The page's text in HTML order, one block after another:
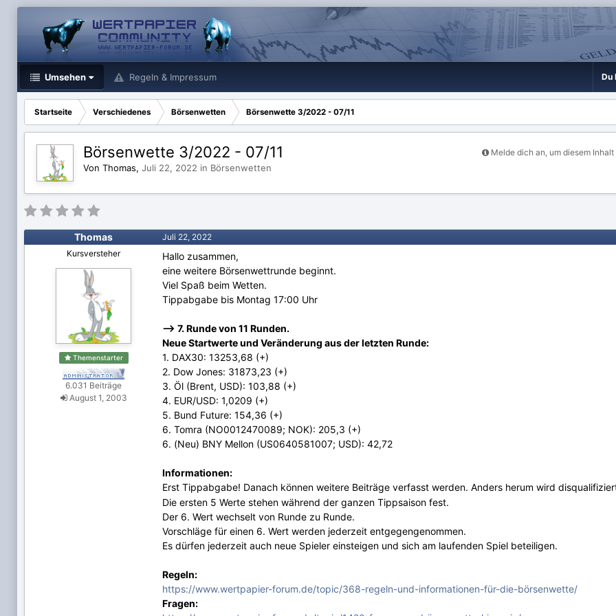
Umsehen Regeln & Impressum Du
Startseite Verschiedenes Börsenwetten Börsenwette 3/2022 - 07/11
Melde dich an, um diesem
Börsenwette 3/2022 - 07/11
Von Thomas, Juli 22, 2022 in Börsenwetten
Thomas
Kursversteher
Themenstarter
6.031 Beiträge
August 1, 2003
Juli 22, 2022
Hallo zusammen,
eine weitere Börsenwettrunde beginnt.
Viel Spaß beim Wetten.
Tippabgabe bis Montag 17:00 Uhr
--> 7. Runde von 11 Runden.
Neue Startwerte und Veränderung aus der letzten Runde:
1. DAX30: 13253,68 (+)
2. Dow Jones: 31873,23 (+)
3. Öl (Brent, USD): 103,88 (+)
4. EUR/USD: 1,0209 (+)
5. Bund Future: 154,36 (+)
6. Tomra (NO0012470089; NOK): 205,3 (+)
6. (Neu) BNY Mellon (US0640581007; USD): 42,72
Informationen:
Erst Tippabgabe! Danach können weitere Beiträge verfasst werden. Anders herum wird
Die ersten 5 Werte stehen während der ganzen Tippsaison fest.
Der 6. Wert wechselt von Runde zu Runde.
Vorschläge für einen 6. Wert werden jederzeit entgegengenommen.
Es dürfen jederzeit auch neue Spieler einsteigen und sich am laufenden Spiel beteiligen.
Regeln:
https://www.wertpapier-forum.de/topic/368-regeln-und-informationen-für-die-börsenwette/
Fragen: